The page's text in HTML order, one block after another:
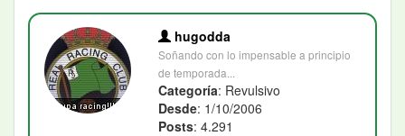
hugodda
Soñando con lo impensable a principio
de temporada...
Categoría: Revulsivo
Desde: 1/10/2006
Posts: 4.291